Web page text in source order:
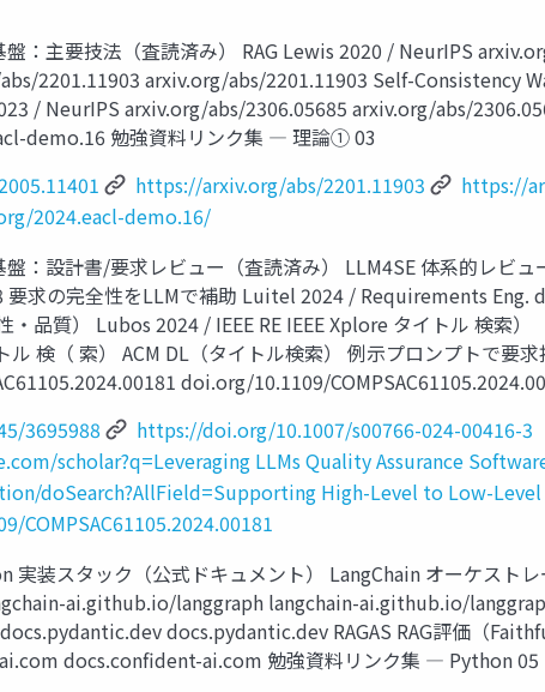
盤：主要技法（査読済み） RAG Lewis 2020 / NeurIPS
2201.11903 arxiv.org/abs/2201.11903 Self-Consistency
/ NeurIPS arxiv.org/abs/2306.05685 arxiv.org/abs/
demo.16 勉強資料リンク集 ― 理論① 03
https://arxiv.org/abs/2201.11903 https://
2024.eacl-demo.16/
盤：設計書/要求レビュー（査読済み） LLM4SE 体系的レビ
求の完全性をLLMで補助 Luitel 2024 / Requirements
・品質） Lubos 2024 / IEEE RE IEEE Xplore タイトル 検索
ル 検（ 索） ACM DL（タイトル検索） 例示プロンプトで要
doi.org/10.1109/
3695988
https://doi.org/10.1007/s00766-024-00416-3
scholar?q=Leveraging LLMs Quality Assurance
doSearch?AllField=Supporting High-Level to Low-Level
COMPSAC61105.2024.00181
実装スタック（公式ドキュメント） LangChain オーケス
ai.github.io/langgraph langchain-ai.github.io/
docs.pydantic.dev RAGAS RAG評価（
docs.confident-ai.com 勉強資料リンク集 ― Python 05